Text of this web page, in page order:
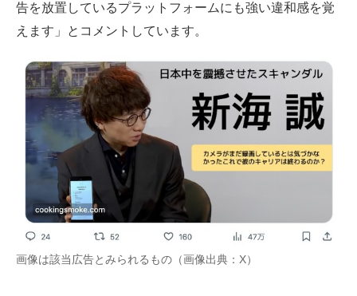
好きが集まる 比べて選べる
ビジネスと働き方のヒント
AI活用のいまが分かる
企業ITのトレンドを詳説
経営リーダーのコミュニティ
マーケ×ITの今がよく分かる
ITエンジニア向け専門サイト
企業向けIT製品の総合サイト
告を放置しているプラットフォームにも強い違和感を覚
えます」とコメントしています。
画像は該当広告とみられるもの（画像出典：X）